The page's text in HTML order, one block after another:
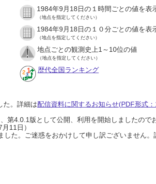
1984年9月18日の１時間ごとの値を表
（地点を指定してください）
1984年9月18日の１０分ごとの値を表
（地点を指定してください）
地点ごとの観測史上1～10位の値
（地点を指定してください）
歴代全国ランキング
た。詳細は配信資料に関するお知らせ(PDF形式：
第4.0.1版として公開、利用を開始しましたので
11日）
た。ご迷惑をおかけして申し訳ございません。